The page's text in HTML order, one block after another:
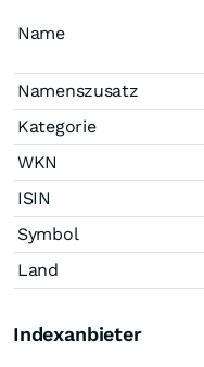
Name
Namenszusatz
Kategorie
WKN
ISIN
Symbol
Land
Indexanbieter